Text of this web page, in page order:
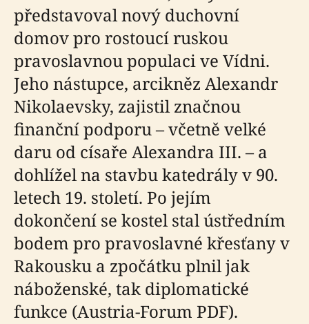
představoval nový duchovní
domov pro rostoucí ruskou
pravoslavnou populaci ve Vídni.
Jeho nástupce, arcikněz Alexandr
Nikolaevsky, zajistil značnou
finanční podporu – včetně velké
daru od císaře Alexandra III. – a
dohlížel na stavbu katedrály v 90.
letech 19. století. Po jejím
dokončení se kostel stal ústředním
bodem pro pravoslavné křesťany v
Rakousku a zpočátku plnil jak
náboženské, tak diplomatické
funkce (Austria-Forum PDF).